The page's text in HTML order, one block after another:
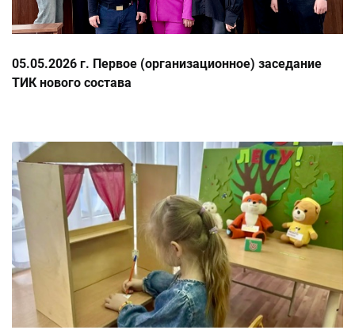
05.05.2026 г. Первое (организационное) заседание
ТИК нового состава